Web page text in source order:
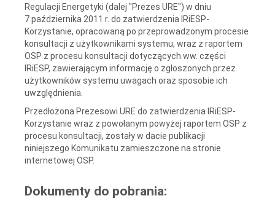
Regulacji Energetyki (dalej "Prezes URE") w dniu
7 października 2011 r. do zatwierdzenia IRiESP-
Korzystanie, opracowaną po przeprowadzonym procesie
konsultacji z użytkownikami systemu, wraz z raportem
OSP z procesu konsultacji dotyczących ww. części
IRiESP, zawierającym informację o zgłoszonych przez
użytkowników systemu uwagach oraz sposobie ich
uwzględnienia.
Przedłożona Prezesowi URE do zatwierdzenia IRiESP-
Korzystanie wraz z powołanym powyżej raportem OSP z
procesu konsultacji, zostały w dacie publikacji
niniejszego Komunikatu zamieszczone na stronie
internetowej OSP.
Dokumenty do pobrania: